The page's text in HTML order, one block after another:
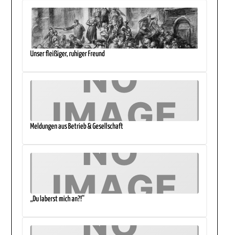
Unser fleißiger, ruhiger Freund
Meldungen aus Betrieb & Gesellschaft
„Du laberst mich an?!“